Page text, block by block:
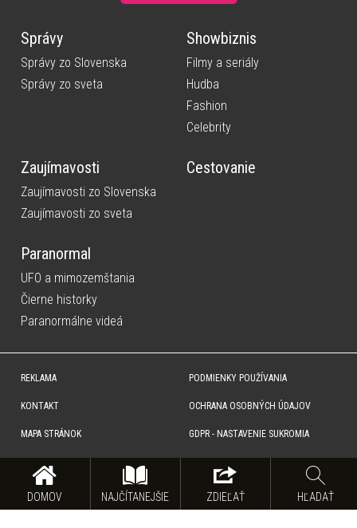
DOMOV NAJČÍTANEJŠIE ZDIEĽAŤ HĽADAŤ
Správy
Správy zo Slovenska
Správy zo sveta
Showbiznis
Filmy a seriály
Hudba
Fashion
Celebrity
Zaujímavosti
Zaujímavosti zo Slovenska
Zaujímavosti zo sveta
Cestovanie
Paranormal
UFO a mimozemštania
Čierne historky
Paranormálne videá
REKLAMA
KONTAKT
MAPA STRÁNOK
PODMIENKY POUŽÍVANIA
OCHRANA OSOBNÝCH ÚDAJOV
GDPR - NASTAVENIE SUKROMIA
súhlas na rozmnožovanie, šírenie a na verejný prenos obsahu. Na tejto stránke môžu byť umiestnené reklamné
odkazy, alebo reklamné produkty.